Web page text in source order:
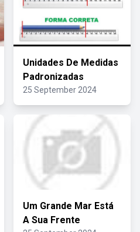
Unidades De Medidas
Padronizadas
25 September 2024
Um Grande Mar Está
A Sua Frente